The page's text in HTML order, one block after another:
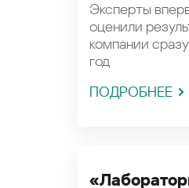
Эксперты
оценили
компании
год
ПОДРОБНЕЕ